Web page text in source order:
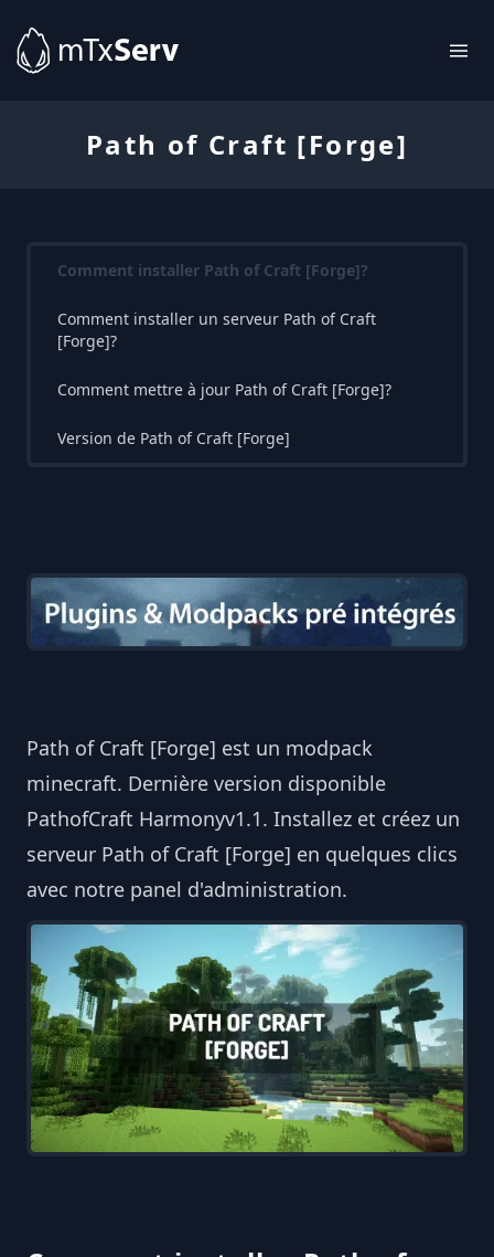
Path of Craft [Forge]
Comment installer Path of Craft [Forge]?
Comment installer un serveur Path of Craft
[Forge]?
Comment mettre à jour Path of Craft [Forge]?
Version de Path of Craft [Forge]
Path of Craft [Forge] est un modpack
minecraft. Dernière version disponible
PathofCraft Harmonyv1.1. Installez et créez un
serveur Path of Craft [Forge] en quelques clics
avec notre panel d'administration.